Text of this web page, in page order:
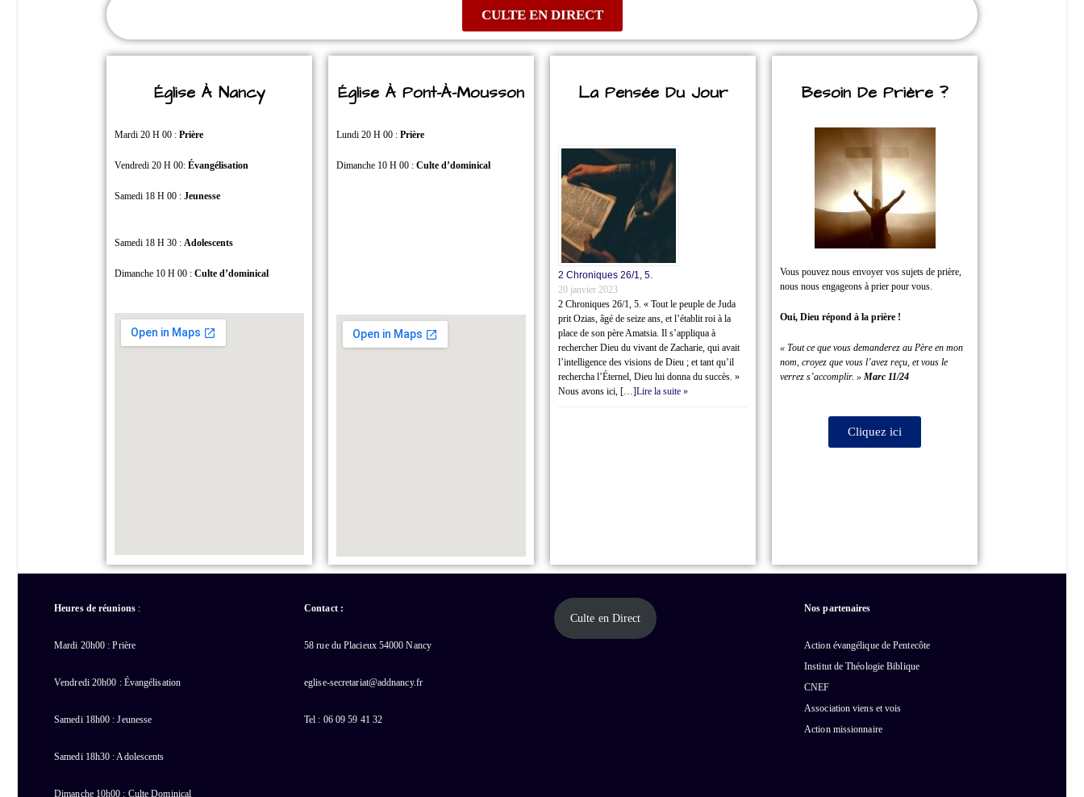
CULTE EN DIRECT
Église À Nancy
Mardi 20 H 00 : Prière
Vendredi 20 H 00: Évangélisation
Samedi 18 H 00 : Jeunesse
Samedi 18 H 30 : Adolescents
Dimanche 10 H 00 : Culte d’dominical
Église À Pont-À-Mousson
Lundi 20 H 00 : Prière
Dimanche 10 H 00 : Culte d’dominical
La Pensée Du Jour
2 Chroniques 26/1‭, ‬5.
20 janvier 2023
2 Chroniques 26/1‭, ‬5. « Tout le peuple de Juda
prit Ozias, âgé de seize ans, et l’établit roi à la
place de son père Amatsia. Il s’appliqua à
rechercher Dieu du vivant de Zacharie, qui avait
l’intelligence des visions de Dieu ; et tant qu’il
rechercha l’Éternel, Dieu lui donna du succès. »
Nous avons ici, […]Lire la suite »
Besoin De Prière ?
Vous pouvez nous envoyer vos sujets de prière,
nous nous engageons à prier pour vous.
Oui, Dieu répond à la prière !
« Tout ce que vous demanderez au Père en mon
nom, croyez que vous l’avez reçu, et vous le
verrez s’accomplir. » Marc 11/24
Cliquez ici
Heures de réunions:
Mardi 20h00 : Prière
Vendredi 20h00 : Évangélisation
Samedi 18h00 : Jeunesse
Samedi 18h30 : Adolescents
Dimanche 10h00 : Culte Dominical
Contact :
58 rue du Placieux 54000 Nancy
eglise-secretariat@addnancy.fr
Tel : 06 09 59 41 32
Culte en Direct
Nos partenaires
Action évangélique de Pentecôte
Institut de Théologie Biblique
CNEF
Association viens et vois
Action missionnaire